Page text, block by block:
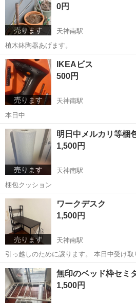
売ります
0円
天神南駅
植木鉢陶器あげます。
福岡 福岡市 天神南駅
売ります
IKEAビス
500円
天神南駅
本日中
福岡 福岡市 天神南駅 その他
売ります
明日中メルカリ等梱
1,500円
天神南駅
梱包クッション
福岡 福岡市 天神南駅
売ります
ワークデスク
1,500円
天神南駅
引っ越しのために譲ります。 本日中受け取
福岡 福岡市 天神南駅 テーブル
無印のベッド枠セミ
1,500円